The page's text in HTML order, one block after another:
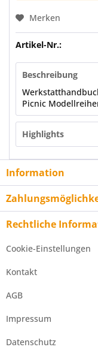
Merken
Artikel-Nr.:
Beschreibung
Picnic
Highlights
Information
Rechtliche
Cookie-Einstellungen
Kontakt
AGB
Impressum
Datenschutz